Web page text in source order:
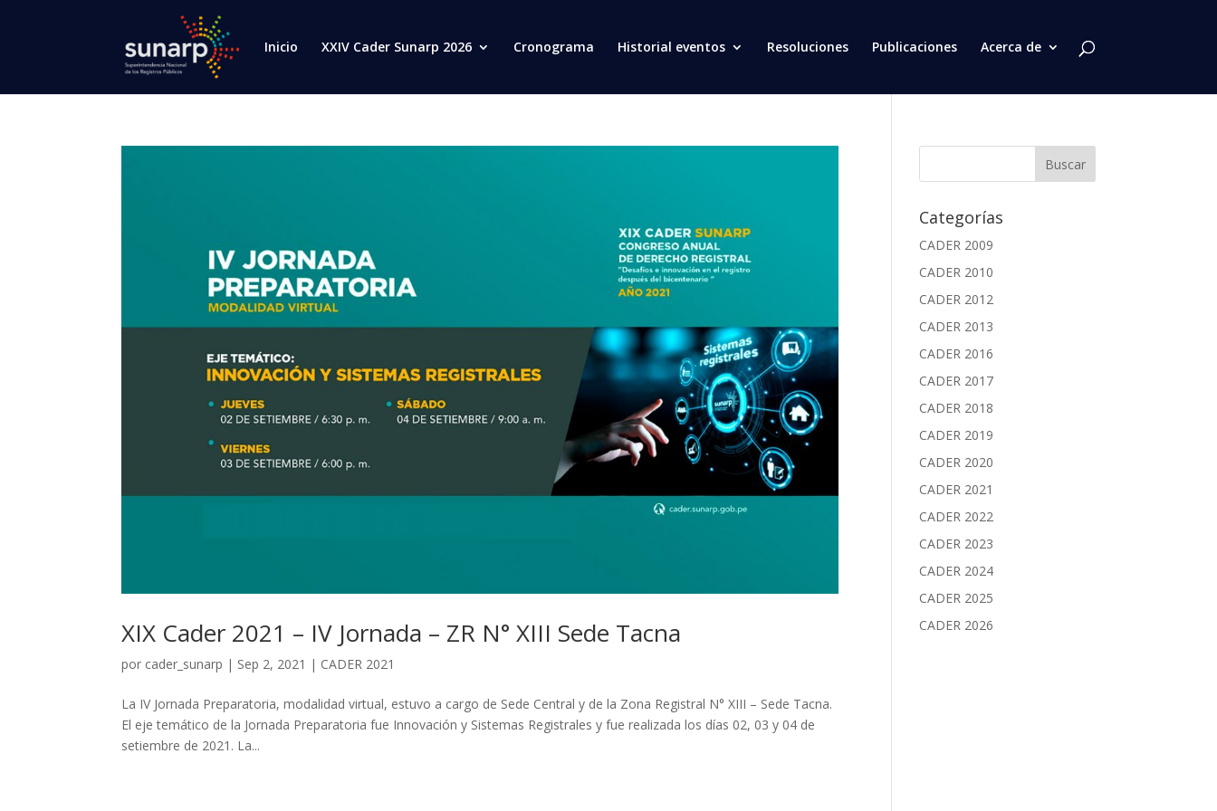
Inicio XXIV Cader Sunarp 2026 Cronograma Historial eventos Resoluciones Publicaciones Acerca de
XIX Cader 2021 – IV Jornada – ZR N° XIII Sede Tacna
por cader_sunarp | Sep 2, 2021 | CADER 2021
La IV Jornada Preparatoria, modalidad virtual, estuvo a cargo de Sede Central y de la Zona Registral N° XIII – Sede Tacna.
El eje temático de la Jornada Preparatoria fue Innovación y Sistemas Registrales y fue realizada los días 02, 03 y 04 de
setiembre de 2021. La...
Categorías
CADER 2009
CADER 2010
CADER 2012
CADER 2013
CADER 2016
CADER 2017
CADER 2018
CADER 2019
CADER 2020
CADER 2021
CADER 2022
CADER 2023
CADER 2024
CADER 2025
CADER 2026